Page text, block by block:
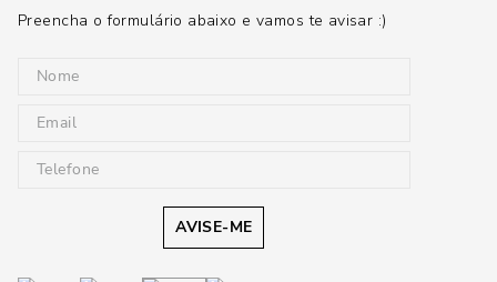
Preencha o formulário abaixo e vamos te avisar :)
AVISE-ME